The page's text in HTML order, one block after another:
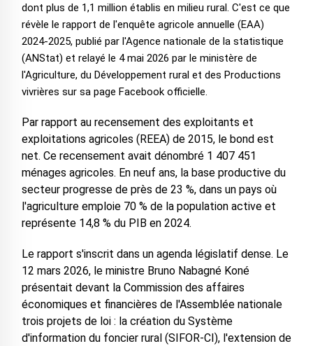
dont plus de 1,1 million établis en milieu rural. C'est ce que
révèle le rapport de l'enquête agricole annuelle (EAA)
2024-2025, publié par l'Agence nationale de la statistique
(ANStat) et relayé le 4 mai 2026 par le ministère de
l'Agriculture, du Développement rural et des Productions
vivrières sur sa page Facebook officielle.
Par rapport au recensement des exploitants et
exploitations agricoles (REEA) de 2015, le bond est
net. Ce recensement avait dénombré 1 407 451
ménages agricoles. En neuf ans, la base productive du
secteur progresse de près de 23 %, dans un pays où
l'agriculture emploie 70 % de la population active et
représente 14,8 % du PIB en 2024.
Le rapport s'inscrit dans un agenda législatif dense. Le
12 mars 2026, le ministre Bruno Nabagné Koné
présentait devant la Commission des affaires
économiques et financières de l'Assemblée nationale
trois projets de loi : la création du Système
d'information du foncier rural (SIFOR-CI), l'extension de